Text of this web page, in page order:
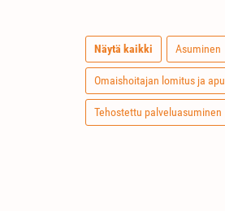
Näytä kaikki Asuminen
Omaishoitajan lomitus ja apu
Tehostettu palveluasuminen